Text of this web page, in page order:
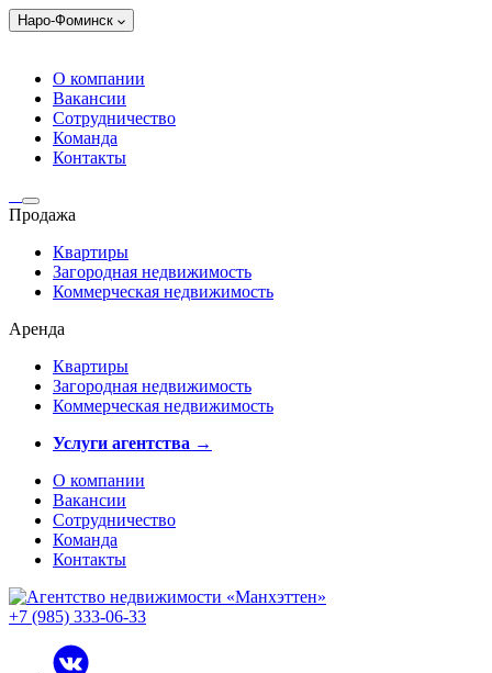
Наро-Фоминск
О компании
Вакансии
Сотрудничество
Команда
Контакты
Продажа
Квартиры
Загородная недвижимость
Коммерческая недвижимость
Аренда
Квартиры
Загородная недвижимость
Коммерческая недвижимость
Услуги агентства →
О компании
Вакансии
Сотрудничество
Команда
Контакты
+7 (985) 333-06-33